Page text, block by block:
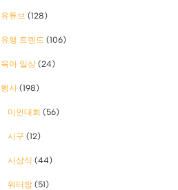
유튜브 (128)
유행 트렌드 (106)
육아 일상 (24)
행사 (198)
미인대회 (56)
시구 (12)
시상식 (44)
워터밤 (51)